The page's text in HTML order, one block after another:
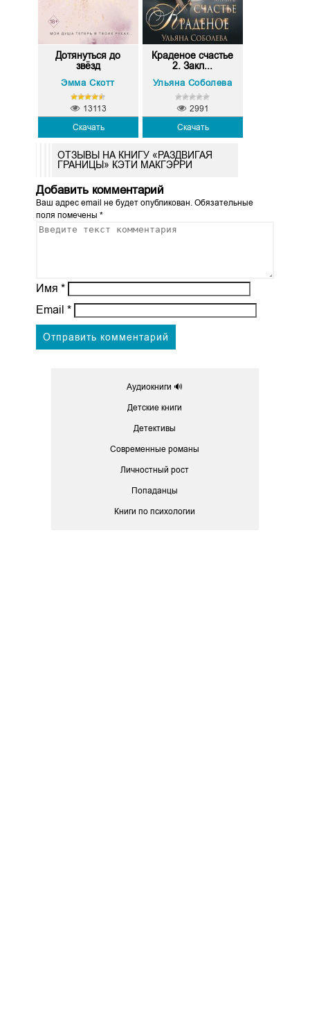
Дотянуться до
звёзд
Эмма Скотт
Скачать
13113
Краденое счастье
2. Закл...
Ульяна Соболева
Скачать
2991
ОТЗЫВЫ НА КНИГУ «РАЗДВИГАЯ
ГРАНИЦЫ» КЭТИ МАКГЭРРИ
Добавить комментарий
Ваш адрес email не будет опубликован.Обязательные
поля помечены *
Имя *
Email *
Аудиокниги 🔊
Детские книги
Детективы
Современные романы
Личностный рост
Попаданцы
Книги по психологии